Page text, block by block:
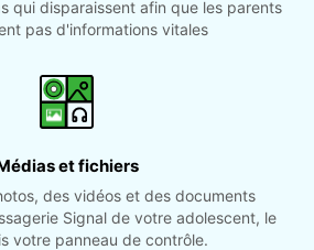
qui disparaissent afin que les parents
pas d'informations vitales
et fichiers
des vidéos et des documents
Signal de votre adolescent, le
votre panneau de contrôle.